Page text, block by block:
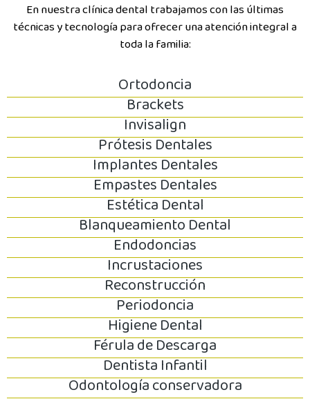
En nuestra clínica dental trabajamos con las últimas
técnicas y tecnología para ofrecer una atención integral a
toda la familia:
Ortodoncia
Brackets
Invisalign
Prótesis Dentales
Implantes Dentales
Empastes Dentales
Estética Dental
Blanqueamiento Dental
Endodoncias
Incrustaciones
Reconstrucción
Periodoncia
Higiene Dental
Férula de Descarga
Dentista Infantil
Odontología conservadora